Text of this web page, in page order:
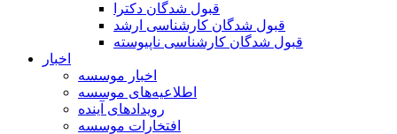
قبول شدگان دکترا
قبول شدگان کارشناسی ارشد
قبول شدگان کارشناسی ناپیوسته
اخبار
اخبار موسسه
اطلاعیه‌های موسسه
رویدادهای آینده
افتخارات موسسه